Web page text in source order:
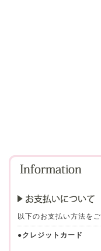
以下のお支払い方法を
●クレジットカード